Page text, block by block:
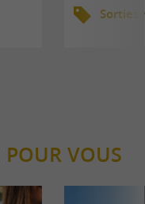
Sorties
POUR VOUS